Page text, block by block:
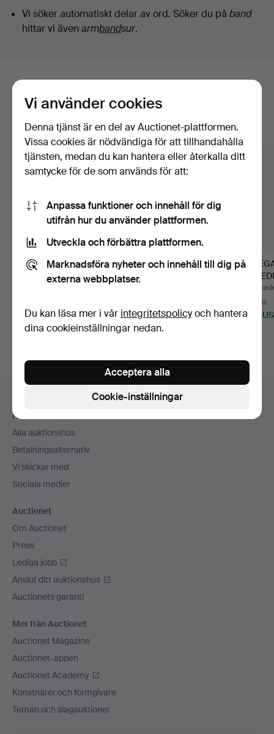
Vi söker automatiskt delar av ord. Söker du på band
hittar vi även armbandsur.
Här är föremål från vårt arkiv som
matchar din sökning
Visa alla föremål
PATEK PHILIPPE
NAUTILUS 3800.
28 808 USD
CORUM AMIRALS CUP
UTMANARE.
2 305 USD
10 bud
865
Sidfotsnavigation
Kontakta support
Alla auktionshus
Betalningsalternativ
Vi skickar med
Sociala medier
Auctionet
Om Auctionet
Press
Lediga jobb
Anslut ditt auktionshus
Auctionets garanti
Mer från Auctionet
Auctionet Magazine
Auctionet-appen
Auctionet Academy
Konstnärer och formgivare
Teman och slagauktioner
Vi använder cookies
Denna tjänst är en del av Auctionet-plattformen.
Vissa cookies är nödvändiga för att tillhandahålla
tjänsten, medan du kan hantera eller återkalla ditt
samtycke för de som används för att:
Anpassa funktioner och innehåll för dig
utifrån hur du använder plattformen.
Utveckla och förbättra plattformen.
Marknadsföra nyheter och innehåll till dig på
externa webbplatser.
Du kan läsa mer i vår integritetspolicyoch hantera
dina cookieinställningar nedan.
Cookie-inställningar
Acceptera alla